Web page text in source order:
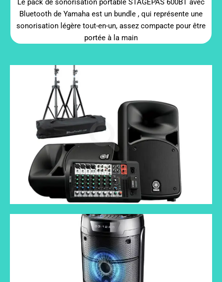
Le pack de sonorisation portable STAGEPAS 600BT avec
Bluetooth de Yamaha est un bundle , qui représente une
sonorisation légère tout-en-un, assez compacte pour être
portée à la main